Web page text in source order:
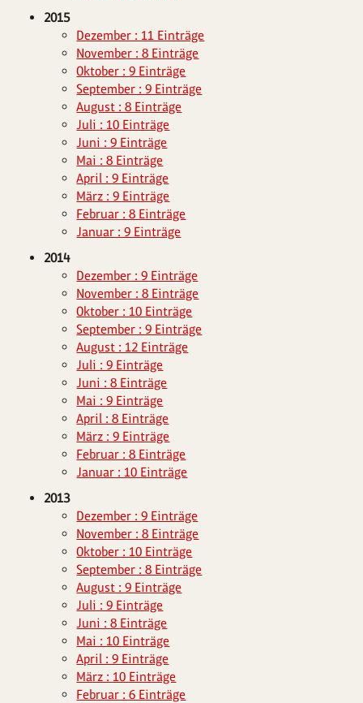
2015
Dezember : 11 Einträge
November : 8 Einträge
Oktober : 9 Einträge
September : 9 Einträge
August : 8 Einträge
Juli : 10 Einträge
Juni : 9 Einträge
Mai : 8 Einträge
April : 9 Einträge
März : 9 Einträge
Februar : 8 Einträge
Januar : 9 Einträge
2014
Dezember : 9 Einträge
November : 8 Einträge
Oktober : 10 Einträge
September : 9 Einträge
August : 12 Einträge
Juli : 9 Einträge
Juni : 8 Einträge
Mai : 9 Einträge
April : 8 Einträge
März : 9 Einträge
Februar : 8 Einträge
Januar : 10 Einträge
2013
Dezember : 9 Einträge
November : 8 Einträge
Oktober : 10 Einträge
September : 8 Einträge
August : 9 Einträge
Juli : 9 Einträge
Juni : 8 Einträge
Mai : 10 Einträge
April : 9 Einträge
März : 10 Einträge
Februar : 6 Einträge